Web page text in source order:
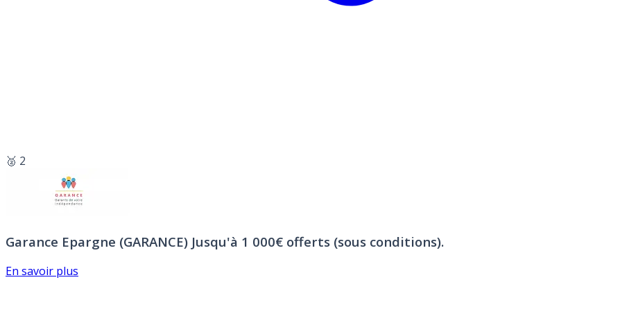
🥈 2
Garance Epargne (GARANCE) Jusqu'à 1 000€ offerts (sous conditions).
En savoir plus